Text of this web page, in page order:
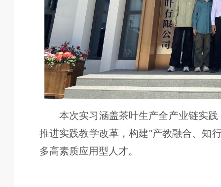
本次实习涵盖茶叶生产全产业链实
推进实践教学改革，构建"产教融合、知
多高素质应用型人才。